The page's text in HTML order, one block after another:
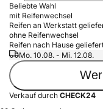
Beliebte Wahl
mit Reifenwechsel
Reifen an Werkstatt
ohne Reifenwechsel
Reifen nach Hause
Mo. 10.08. - Mi. 12.08.
Verkauf durch CHECK24